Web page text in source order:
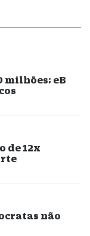
milhões; eB
de 12x
não